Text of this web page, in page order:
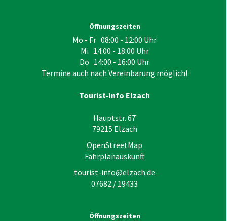
Öffnungszeiten
Mo - Fr 08:00 - 12:00 Uhr
Mi 14:00 - 18:00 Uhr
Do 14:00 - 16:00 Uhr
Termine auch nach Vereinbarung möglich!
Tourist-Info Elzach
Hauptstr. 67
79215 Elzach
OpenStreetMap
Fahrplanauskunft
tourist-info@elzach.de
07682 / 19433
Öffnungszeiten